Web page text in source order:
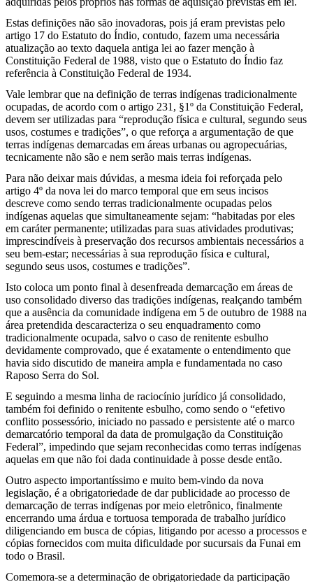
Estas definições não são inovadoras, pois já eram previstas pelo
artigo 17 do Estatuto do Índio, contudo, fazem uma necessária
atualização ao texto daquela antiga lei ao fazer menção à
Constituição Federal de 1988, visto que o Estatuto do Índio faz
referência à Constituição Federal de 1934.
Vale lembrar que na definição de terras indígenas tradicionalmente
ocupadas, de acordo com o artigo 231, §1º da Constituição Federal,
devem ser utilizadas para “reprodução física e cultural, segundo seus
usos, costumes e tradições”, o que reforça a argumentação de que
terras indígenas demarcadas em áreas urbanas ou agropecuárias,
tecnicamente não são e nem serão mais terras indígenas.
Para não deixar mais dúvidas, a mesma ideia foi reforçada pelo
artigo 4º da nova lei do marco temporal que em seus incisos
descreve como sendo terras tradicionalmente ocupadas pelos
indígenas aquelas que simultaneamente sejam: “habitadas por eles
em caráter permanente; utilizadas para suas atividades produtivas;
imprescindíveis à preservação dos recursos ambientais necessários a
seu bem-estar; necessárias à sua reprodução física e cultural,
segundo seus usos, costumes e tradições”.
Isto coloca um ponto final à desenfreada demarcação em áreas de
uso consolidado diverso das tradições indígenas, realçando também
que a ausência da comunidade indígena em 5 de outubro de 1988 na
área pretendida descaracteriza o seu enquadramento como
tradicionalmente ocupada, salvo o caso de renitente esbulho
devidamente comprovado, que é exatamente o entendimento que
havia sido discutido de maneira ampla e fundamentada no caso
Raposo Serra do Sol.
E seguindo a mesma linha de raciocínio jurídico já consolidado,
também foi definido o renitente esbulho, como sendo o “efetivo
conflito possessório, iniciado no passado e persistente até o marco
demarcatório temporal da data de promulgação da Constituição
Federal”, impedindo que sejam reconhecidas como terras indígenas
aquelas em que não foi dada continuidade à posse desde então.
Outro aspecto importantíssimo e muito bem-vindo da nova
legislação, é a obrigatoriedade de dar publicidade ao processo de
demarcação de terras indígenas por meio eletrônico, finalmente
encerrando uma árdua e tortuosa temporada de trabalho jurídico
diligenciando em busca de cópias, litigando por acesso a processos e
cópias fornecidos com muita dificuldade por sucursais da Funai em
todo o Brasil.
Comemora-se a determinação de obrigatoriedade da participação